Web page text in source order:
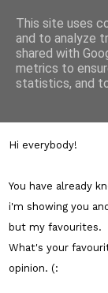
Hi everybody!
You have already
i'm showing you
but my favourites.
What's your
opinion. (:
This site uses
and to analyze
shared with
metrics to
statistics, and